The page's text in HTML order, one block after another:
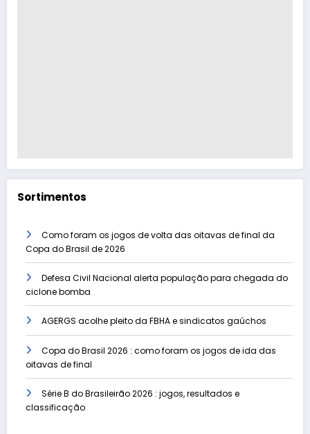
Sortimentos
Como foram os jogos de volta das oitavas de final da
Copa do Brasil de 2026
Defesa Civil Nacional alerta população para chegada do
ciclone bomba
AGERGS acolhe pleito da FBHA e sindicatos gaúchos
Copa do Brasil 2026 : como foram os jogos de ida das
oitavas de final
Série B do Brasileirão 2026 : jogos, resultados e
classificação